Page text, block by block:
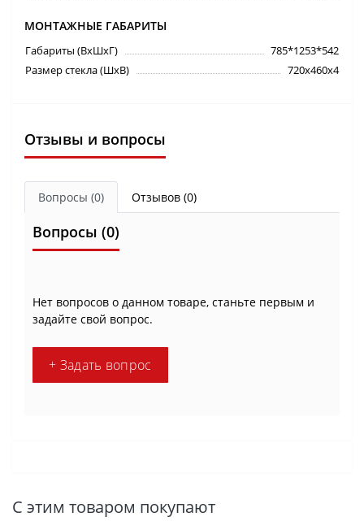
МОНТАЖНЫЕ ГАБАРИТЫ
Габариты (ВхШхГ)
785*1253*542
Размер стекла (ШхВ)
720х460х4
Отзывы и вопросы
Вопросы (0) Отзывов (0)
Вопросы (0)
Нет вопросов о данном товаре, станьте первым и
задайте свой вопрос.
+ Задать вопрос
С этим товаром покупают